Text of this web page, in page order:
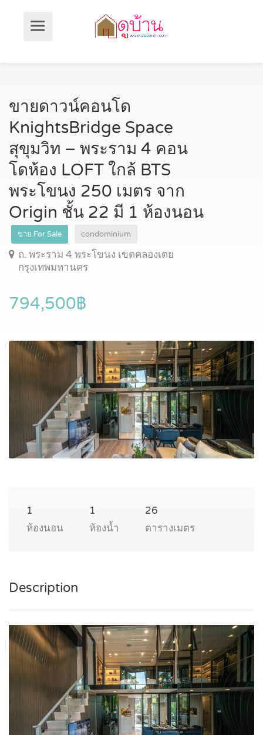
ขายดาวน์คอนโด
KnightsBridge Space
สุขุมวิท – พระราม 4 คอน
โดห้อง LOFT ใกล้ BTS
พระโขนง 250 เมตร จาก
Origin ชั้น 22 มี 1 ห้องนอน
ขาย For Sale condominium
ถ. พระราม 4 พระโขนง เขตคลองเตย
กรุงเทพมหานคร
794,500฿
1
ห้องนอน
1
ห้องน้ำ
26
ตารางเมตร
Description